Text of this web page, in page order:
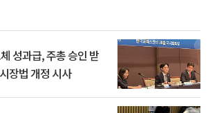
성과급, 주총 승인 받
장법 개정 시사